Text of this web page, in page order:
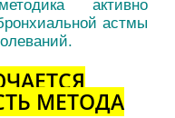
активно
астмы
МЕТОДА